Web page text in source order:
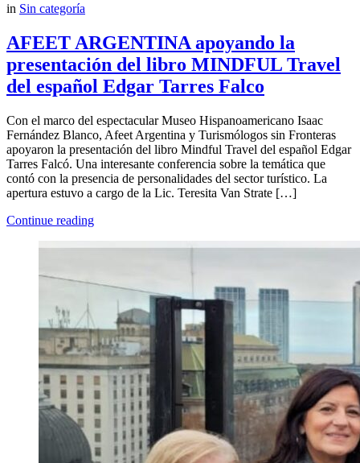
in Sin categoría
AFEET ARGENTINA apoyando la
presentación del libro MINDFUL Travel
del español Edgar Tarres Falco
Con el marco del espectacular Museo Hispanoamericano Isaac
Fernández Blanco, Afeet Argentina y Turismólogos sin Fronteras
apoyaron la presentación del libro Mindful Travel del español Edgar
Tarres Falcó. Una interesante conferencia sobre la temática que
contó con la presencia de personalidades del sector turístico. La
apertura estuvo a cargo de la Lic. Teresita Van Strate […]
Continue reading